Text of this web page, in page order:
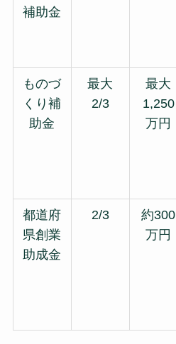
補助金
ものづ
くり補
助金
最大
2/3
最大
1,250
万円
都道府
県創業
助成金
2/3
約300
万円